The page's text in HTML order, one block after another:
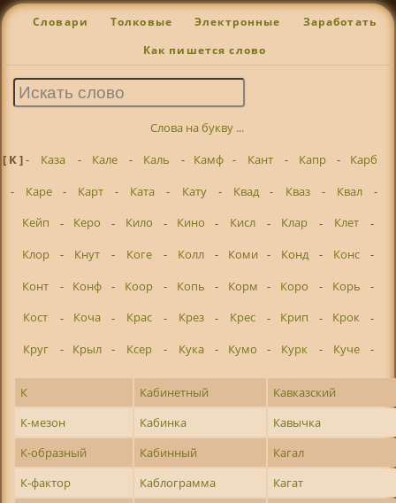
Словари Толковые Электронные Заработать
Как пишется слово
Слова на букву ...
[ К ]- Каза - Кале - Каль - Камф - Кант - Капр -
Карб
-
Каре - Карт - Ката - Кату - Квад - Кваз - Квал
-
Кейп
- Керо - Кило - Кино - Кисл - Клар - Клет
-
Клор
- Кнут - Коге - Колл - Коми - Конд - Конс
-
Конт
- Конф - Коор - Копь - Корм - Коро - Корь
-
Кост
- Коча - Крас - Крез - Крес - Крип - Крок
-
Круг
- Крыл - Ксер - Кука - Кумо - Курк - Куче -
К Кабинетный
Кавказский
К-мезон
Кабинка
Кавычка
К-образный
Кабинный
Кагал
К-фактор
Каблограмма
Кагат